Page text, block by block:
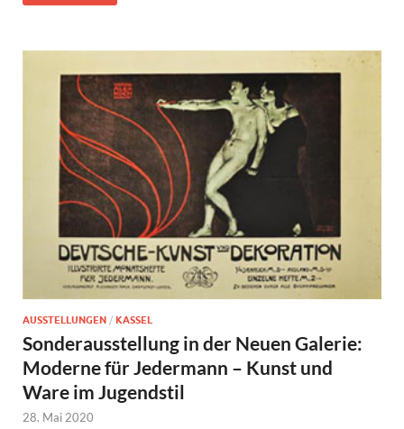
AUSSTELLUNGEN / KASSEL
Sonderausstellung in der Neuen Galerie:
Moderne für Jedermann – Kunst und
Ware im Jugendstil
28. Mai 2020